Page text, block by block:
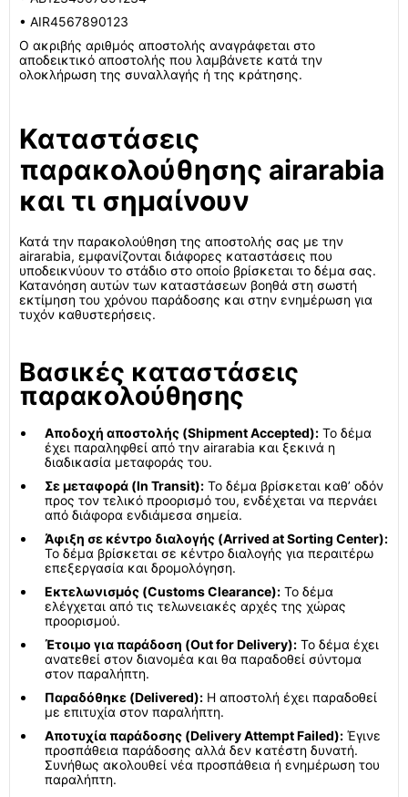
• AIR4567890123
Ο ακριβής αριθμός αποστολής αναγράφεται στο
αποδεικτικό αποστολής που λαμβάνετε κατά την
ολοκλήρωση της συναλλαγής ή της κράτησης.
Καταστάσεις
παρακολούθησης airarabia
και τι σημαίνουν
Κατά την παρακολούθηση της αποστολής σας με την
airarabia, εμφανίζονται διάφορες καταστάσεις που
υποδεικνύουν το στάδιο στο οποίο βρίσκεται το δέμα σας.
Κατανόηση αυτών των καταστάσεων βοηθά στη σωστή
εκτίμηση του χρόνου παράδοσης και στην ενημέρωση για
τυχόν καθυστερήσεις.
Βασικές καταστάσεις
παρακολούθησης
Αποδοχή αποστολής (Shipment Accepted): Το δέμα
έχει παραληφθεί από την airarabia και ξεκινά η
διαδικασία μεταφοράς του.
Σε μεταφορά (In Transit): Το δέμα βρίσκεται καθ’ οδόν
προς τον τελικό προορισμό του, ενδέχεται να περνάει
από διάφορα ενδιάμεσα σημεία.
Άφιξη σε κέντρο διαλογής (Arrived at Sorting Center):
Το δέμα βρίσκεται σε κέντρο διαλογής για περαιτέρω
επεξεργασία και δρομολόγηση.
Εκτελωνισμός (Customs Clearance): Το δέμα
ελέγχεται από τις τελωνειακές αρχές της χώρας
προορισμού.
Έτοιμο για παράδοση (Out for Delivery): Το δέμα έχει
ανατεθεί στον διανομέα και θα παραδοθεί σύντομα
στον παραλήπτη.
Παραδόθηκε (Delivered): Η αποστολή έχει παραδοθεί
με επιτυχία στον παραλήπτη.
Αποτυχία παράδοσης (Delivery Attempt Failed): Έγινε
προσπάθεια παράδοσης αλλά δεν κατέστη δυνατή.
Συνήθως ακολουθεί νέα προσπάθεια ή ενημέρωση του
παραλήπτη.